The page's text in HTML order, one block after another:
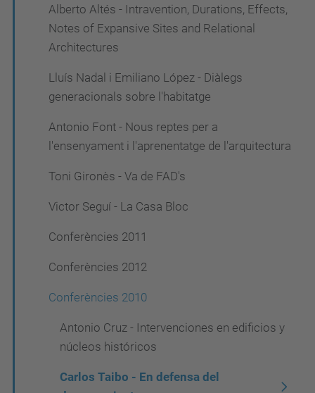
Alberto Altés - Intravention, Durations, Effects,
Notes of Expansive Sites and Relational
Architectures
Lluís Nadal i Emiliano López - Diàlegs
generacionals sobre l'habitatge
Antonio Font - Nous reptes per a
l'ensenyament i l'aprenentatge de l'arquitectura
Toni Gironès - Va de FAD's
Victor Seguí - La Casa Bloc
Conferències 2011
Conferències 2012
Conferències 2010
Antonio Cruz - Intervenciones en edificios y
núcleos históricos
Carlos Taibo - En defensa del